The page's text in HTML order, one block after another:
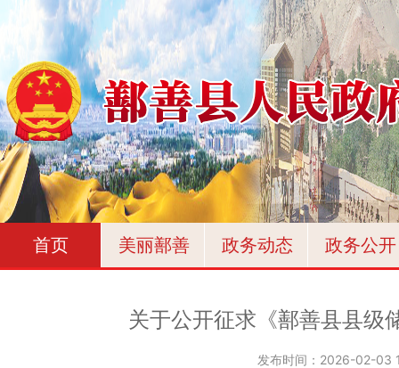
首页 美丽鄯善 政务动态 政务公开
关于公开征求《鄯善县县级
发布时间： 2026-02-03